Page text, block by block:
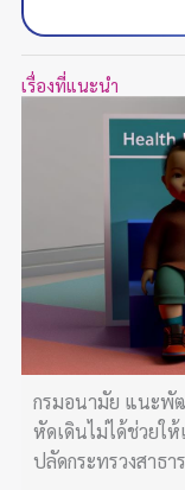
เรื่องที่แนะนำ
กรมอนามัย แนะพั
หัดเดินไม่ได้ช่วยใ
ปลัดกระทรวงสาธ